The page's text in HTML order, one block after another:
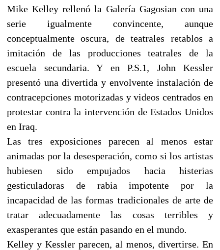
Mike Kelley rellenó la Galería Gagosian con una
serie igualmente convincente, aunque
conceptualmente oscura, de teatrales retablos a
imitación de las producciones teatrales de la
escuela secundaria. Y en P.S.1, John Kessler
presentó una divertida y envolvente instalación de
contracepciones motorizadas y videos centrados en
protestar contra la intervención de Estados Unidos
en Iraq.
Las tres exposiciones parecen al menos estar
animadas por la desesperación, como si los artistas
hubiesen sido empujados hacia histerias
gesticuladoras de rabia impotente por la
incapacidad de las formas tradicionales de arte de
tratar adecuadamente las cosas terribles y
exasperantes que están pasando en el mundo.
Kelley y Kessler parecen, al menos, divertirse. En